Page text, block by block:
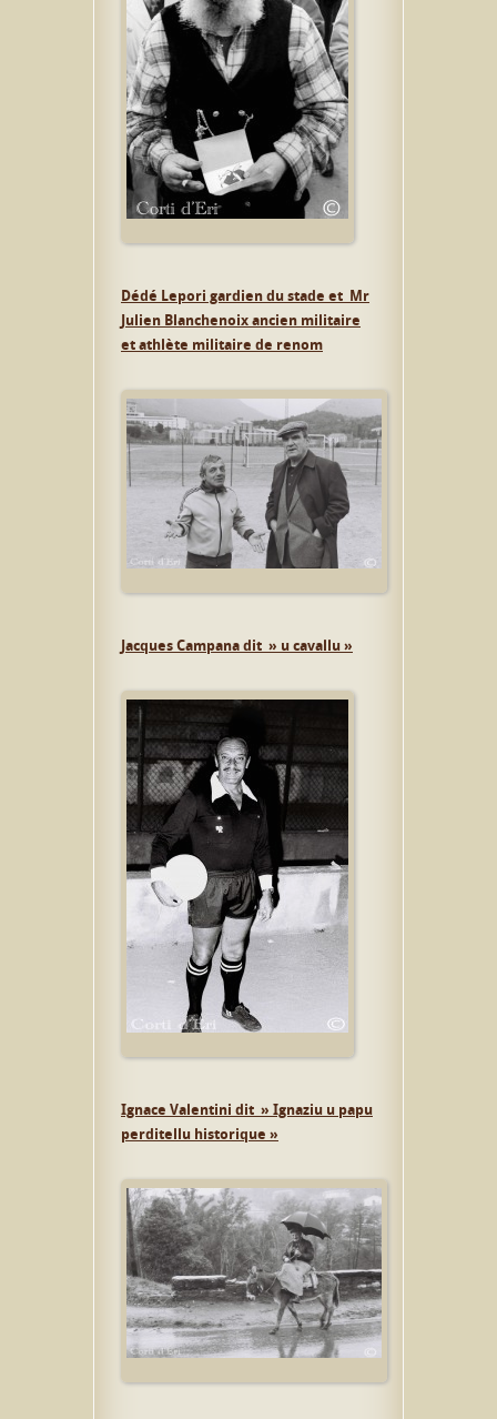
Dédé Lepori gardien du stade et Mr
Julien Blanchenoix ancien militaire
et athlète militaire de renom
Jacques Campana dit » u cavallu »
Ignace Valentini dit » Ignaziu u papu
perditellu historique »